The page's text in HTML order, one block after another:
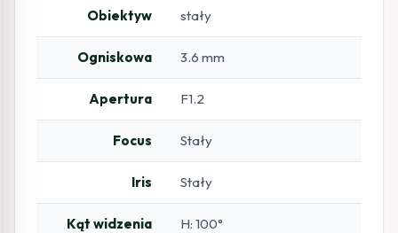
Obiektyw stały
Ogniskowa 3.6 mm
Apertura F1.2
Focus Stały
Iris Stały
Kąt widzenia H: 100°